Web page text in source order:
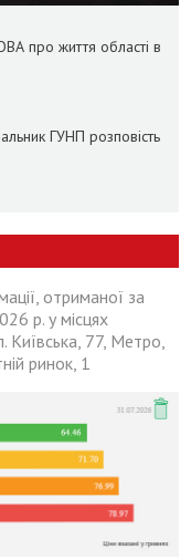
про життя області в
ГУНП розповість
отриманої за
р. у місцях
77, Метро,
ринок, 1